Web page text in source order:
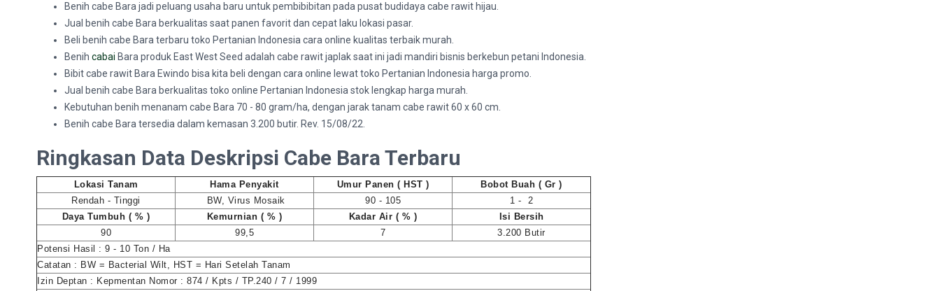
Benih cabe Bara jadi peluang usaha baru untuk pembibibitan pada pusat budidaya cabe rawit hijau.
Jual benih cabe Bara berkualitas saat panen favorit dan cepat laku lokasi pasar.
Beli benih cabe Bara terbaru toko Pertanian Indonesia cara online kualitas terbaik murah.
Benih cabai Bara produk East West Seed adalah cabe rawit japlak saat ini jadi mandiri bisnis berkebun petani Indonesia.
Bibit cabe rawit Bara Ewindo bisa kita beli dengan cara online lewat toko Pertanian Indonesia harga promo.
Jual benih cabe Bara berkualitas toko online Pertanian Indonesia stok lengkap harga murah.
Kebutuhan benih menanam cabe Bara 70 - 80 gram/ha, dengan jarak tanam cabe rawit 60 x 60 cm.
Benih cabe Bara tersedia dalam kemasan 3.200 butir. Rev. 15/08/22.
Ringkasan Data Deskripsi Cabe Bara Terbaru
Lokasi Tanam Hama Penyakit Umur Panen ( HST )
Bobot Buah ( Gr )
Rendah - Tinggi
BW, Virus Mosaik 90 - 105
1 - 2
Daya Tumbuh ( % )
Kemurnian ( % ) Kadar Air ( % )
Isi Bersih
90
99,5 7
3.200 Butir
Potensi Hasil : 9 - 10 Ton / Ha
Catatan : BW = Bacterial Wilt, HST = Hari Setelah Tanam
Izin Deptan : Kepmentan Nomor : 874 / Kpts / TP.240 / 7 / 1999